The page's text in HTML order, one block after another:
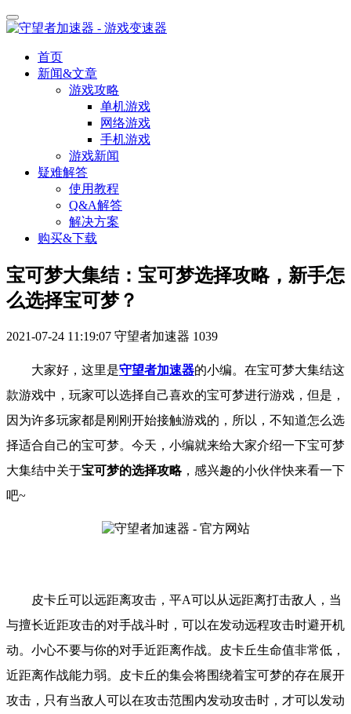
首页
新闻&文章
游戏攻略
单机游戏
网络游戏
手机游戏
游戏新闻
疑难解答
使用教程
Q&A解答
解决方案
购买&下载
宝可梦大集结：宝可梦选择攻略，新手怎
么选择宝可梦？
2021-07-24 11:19:07 守望者加速器 1039
大家好，这里是守望者加速器的小编。在宝可梦大集结这
款游戏中，玩家可以选择自己喜欢的宝可梦进行游戏，但是，
因为许多玩家都是刚刚开始接触游戏的，所以，不知道怎么选
择适合自己的宝可梦。今天，小编就来给大家介绍一下宝可梦
大集结中关于宝可梦的选择攻略，感兴趣的小伙伴快来看一下
吧~
皮卡丘可以远距离攻击，平A可以从远距离打击敌人，当
与擅长近距攻击的对手战斗时，可以在发动远程攻击时避开机
动。小心不要与你的对手近距离作战。皮卡丘生命值非常低，
近距离作战能力弱。皮卡丘的集会将围绕着宝可梦的存在展开
攻击，只有当敌人可以在攻击范围内发动攻击时，才可以发动